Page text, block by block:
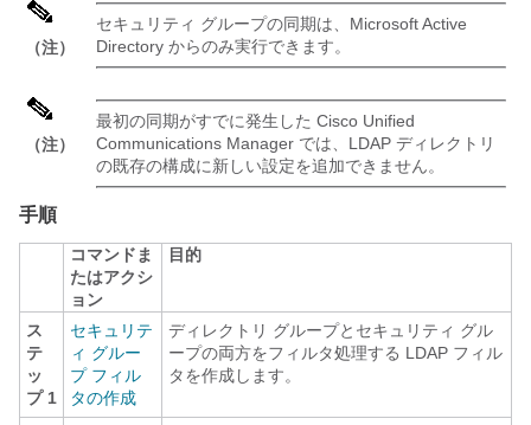
（注）
セキュリティ グループの同期は、Microsoft Active
Directory からのみ実行できます。
（注）
最初の同期がすでに発生した Cisco Unified
Communications Manager では、LDAP ディレクトリ
の既存の構成に新しい設定を追加できません。
手順
コマンドま
たはアクシ
ョン
目的
ス
テ
ッ
プ 1
セキュリテ
ィ グルー
プ フィル
タの作成
ディレクトリ グループとセキュリティ グル
ープの両方をフィルタ処理する LDAP フィル
タを作成します。